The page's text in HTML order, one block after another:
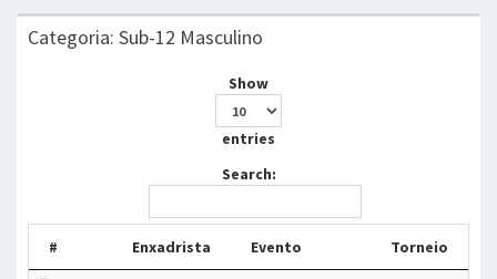
Categoria: Sub-12 Masculino
Show
entries
Search:
# Enxadrista Evento Torneio